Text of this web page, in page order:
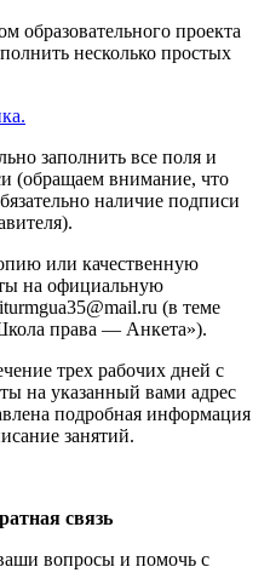
образовательного проекта
несколько простых
заполнить все поля и
(обращаем внимание, что
наличие подписи
или качественную
на официальную
(в теме
права — Анкета»).
трех рабочих дней с
на указанный вами адрес
подробная информация
занятий.
связь
вопросы и помочь с